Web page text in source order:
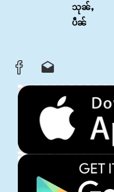
သုၼ်ႇ
ပဵၼ်